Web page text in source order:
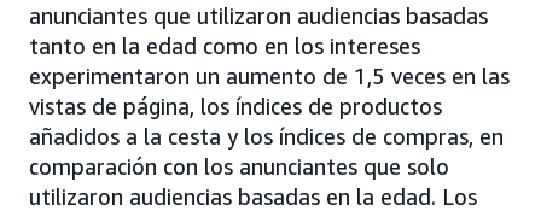
anunciantes que utilizaron audiencias basadas
tanto en la edad como en los intereses
experimentaron un aumento de 1,5 veces en las
vistas de página, los índices de productos
añadidos a la cesta y los índices de compras, en
comparación con los anunciantes que solo
utilizaron audiencias basadas en la edad. Los